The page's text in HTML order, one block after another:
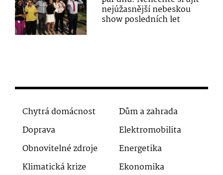
nejúžasnější nebeskou
show posledních let
Chytrá domácnost
Dům a zahrada
Doprava
Elektromobilita
Obnovitelné zdroje
Energetika
Klimatická krize
Ekonomika